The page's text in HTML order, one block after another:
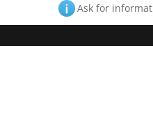
Ask for